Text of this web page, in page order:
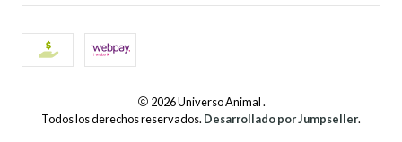
2026 Universo Animal .
Todos los derechos reservados. Desarrollado por Jumpseller.